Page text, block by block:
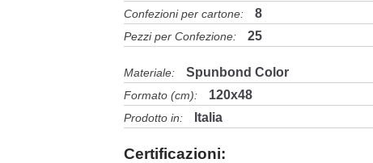
Confezioni per cartone: 8
Pezzi per Confezione: 25
Materiale: Spunbond Color
Formato (cm): 120x48
Prodotto in: Italia
Certificazioni: